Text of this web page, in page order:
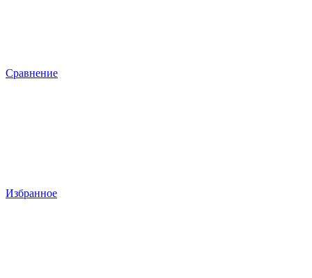
Сравнение
Избранное